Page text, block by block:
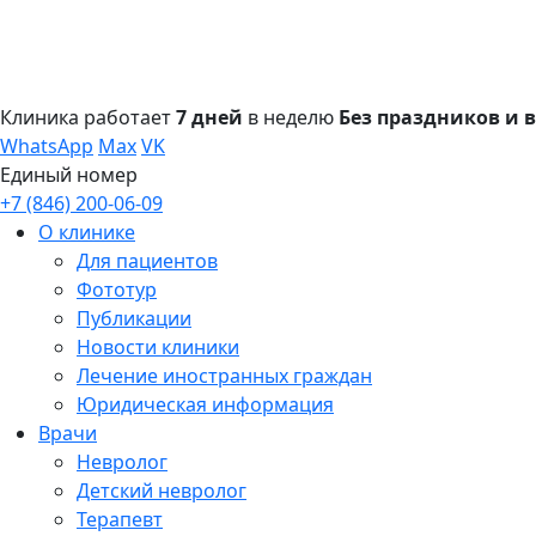
Клиника работает7 дней в неделю Без праздников и
WhatsApp MaxVK
Единый номер
+7 (846) 200-06-09
О клинике
Для пациентов
Фототур
Публикации
Новости клиники
Лечение иностранных граждан
Юридическая информация
Врачи
Невролог
Детский невролог
Терапевт